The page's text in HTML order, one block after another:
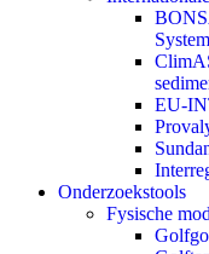
EU-
Onderzoekstools
Fysische